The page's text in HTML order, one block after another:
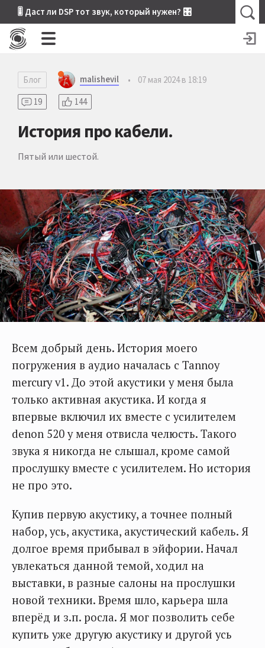
🎚 Даст ли DSP тот звук, который нужен? 🎛
Блог malishevil •
07 мая 2024 в 18:19
19
144
История про кабели.
Пятый или шестой.
Всем добрый день. История моего
погружения в аудио началась с Tannoy
mercury v1. До этой акустики у меня была
только активная акустика. И когда я
впервые включил их вместе с усилителем
denon 520 у меня отвисла челюсть. Такого
звука я никогда не слышал, кроме самой
прослушку вместе с усилителем. Но история
не про это.
Купив первую акустику, а точнее полный
набор, усь, акустика, акустический кабель. Я
долгое время прибывал в эйфории. Начал
увлекаться данной темой, ходил на
выставки, в разные салоны на прослушки
новой техники. Время шло, карьера шла
вперёд и з.п. росла. Я мог позволить себе
купить уже другую акустику и другой усь